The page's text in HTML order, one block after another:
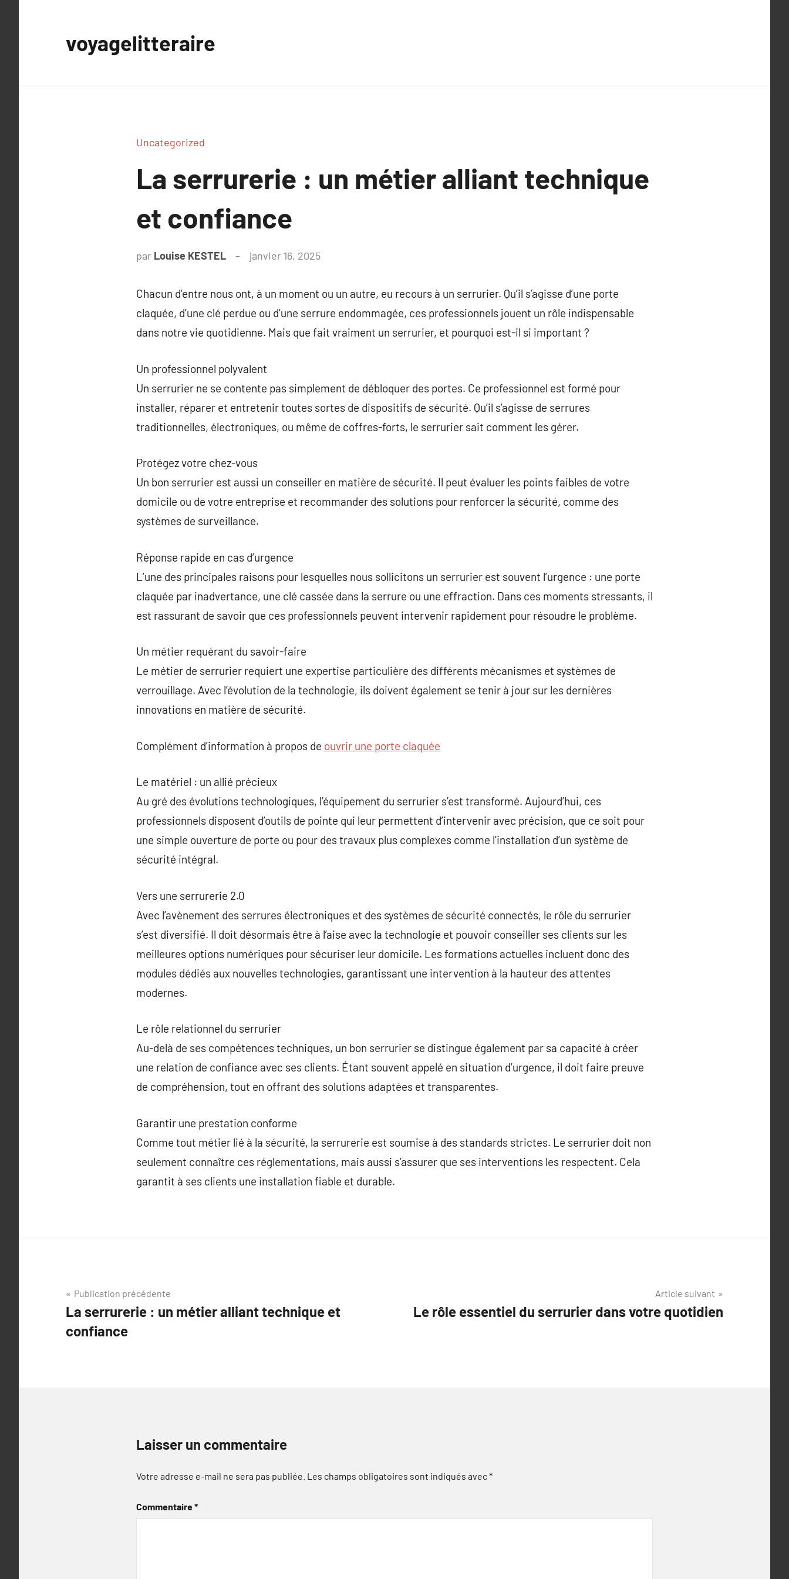
voyagelitteraire
Uncategorized
La serrurerie : un métier alliant technique
et confiance
par Louise KESTEL janvier 16, 2025
Chacun d’entre nous ont, à un moment ou un autre, eu recours à un serrurier. Qu’il s’agisse d’une porte
claquée, d’une clé perdue ou d’une serrure endommagée, ces professionnels jouent un rôle indispensable
dans notre vie quotidienne. Mais que fait vraiment un serrurier, et pourquoi est-il si important ?
Un professionnel polyvalent
Un serrurier ne se contente pas simplement de débloquer des portes. Ce professionnel est formé pour
installer, réparer et entretenir toutes sortes de dispositifs de sécurité. Qu’il s’agisse de serrures
traditionnelles, électroniques, ou même de coffres-forts, le serrurier sait comment les gérer.
Protégez votre chez-vous
Un bon serrurier est aussi un conseiller en matière de sécurité. Il peut évaluer les points faibles de votre
domicile ou de votre entreprise et recommander des solutions pour renforcer la sécurité, comme des
systèmes de surveillance.
Réponse rapide en cas d’urgence
L’une des principales raisons pour lesquelles nous sollicitons un serrurier est souvent l’urgence : une porte
claquée par inadvertance, une clé cassée dans la serrure ou une effraction. Dans ces moments stressants, il
est rassurant de savoir que ces professionnels peuvent intervenir rapidement pour résoudre le problème.
Un métier requérant du savoir-faire
Le métier de serrurier requiert une expertise particulière des différents mécanismes et systèmes de
verrouillage. Avec l’évolution de la technologie, ils doivent également se tenir à jour sur les dernières
innovations en matière de sécurité.
Complément d’information à propos de ouvrir une porte claquée
Le matériel : un allié précieux
Au gré des évolutions technologiques, l’équipement du serrurier s’est transformé. Aujourd’hui, ces
professionnels disposent d’outils de pointe qui leur permettent d’intervenir avec précision, que ce soit pour
une simple ouverture de porte ou pour des travaux plus complexes comme l’installation d’un système de
sécurité intégral.
Vers une serrurerie 2.0
Avec l’avènement des serrures électroniques et des systèmes de sécurité connectés, le rôle du serrurier
s’est diversifié. Il doit désormais être à l’aise avec la technologie et pouvoir conseiller ses clients sur les
meilleures options numériques pour sécuriser leur domicile. Les formations actuelles incluent donc des
modules dédiés aux nouvelles technologies, garantissant une intervention à la hauteur des attentes
modernes.
Le rôle relationnel du serrurier
Au-delà de ses compétences techniques, un bon serrurier se distingue également par sa capacité à créer
une relation de confiance avec ses clients. Étant souvent appelé en situation d’urgence, il doit faire preuve
de compréhension, tout en offrant des solutions adaptées et transparentes.
Garantir une prestation conforme
Comme tout métier lié à la sécurité, la serrurerie est soumise à des standards strictes. Le serrurier doit non
seulement connaître ces réglementations, mais aussi s’assurer que ses interventions les respectent. Cela
garantit à ses clients une installation fiable et durable.
Navigation
de
l’article
Publication précédente
La serrurerie : un métier alliant technique et
confiance
Article suivant
Le rôle essentiel du serrurier dans votre quotidien
Laisser un commentaire
Votre adresse e-mail ne sera pas publiée. Les champs obligatoires sont indiqués avec*
Commentaire*